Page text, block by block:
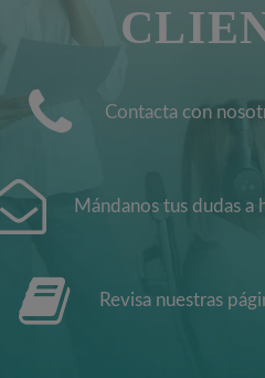
Contacta con
Mándanos tus dudas a
Revisa nuestras